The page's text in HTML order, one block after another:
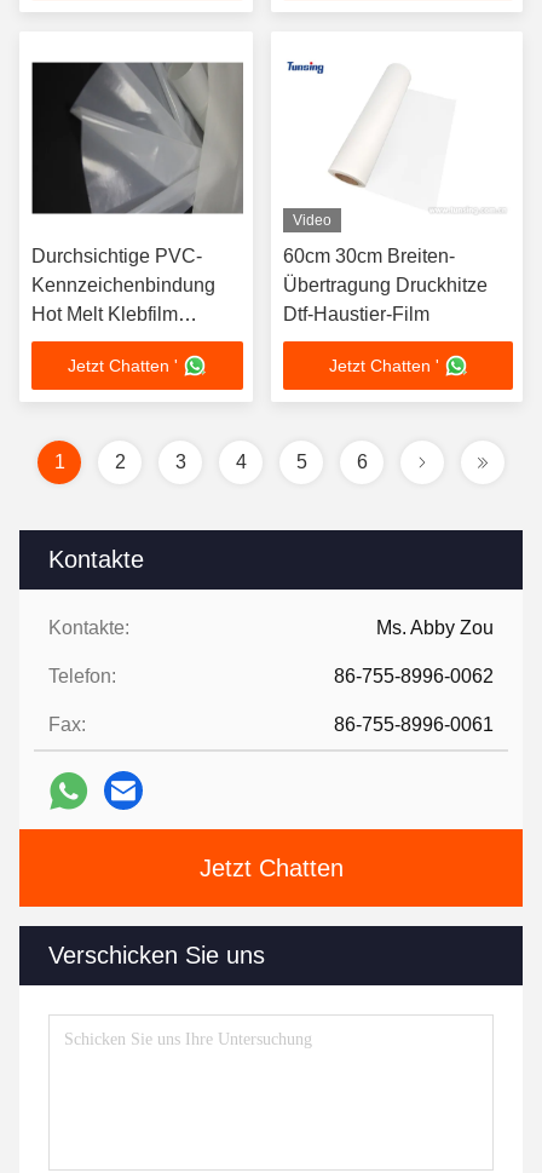
Kontakte
Kontakte: Ms. Abby Zou
Telefon: 86-755-8996-0062
Fax: 86-755-8996-0061
Jetzt Chatten
Verschicken Sie uns
Durchsichtige PVC-
Kennzeichenbindung
Hot Melt Klebfilm
Polyester Hot Melt
Klebefilm
Jetzt Chatten '
Video
60cm 30cm Breiten-
Übertragung Druckhitze
Dtf-Haustier-Film
Jetzt Chatten '
1 2 3 4 5 6